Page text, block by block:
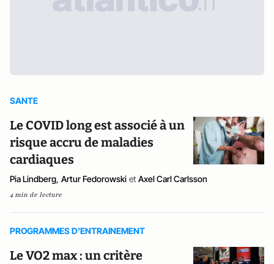
SANTE
Le COVID long est associé à un
risque accru de maladies
cardiaques
Pia Lindberg, Artur Fedorowski et Axel Carl Carlsson
4 min de lecture
PROGRAMMES D'ENTRAINEMENT
Le VO2 max : un critère